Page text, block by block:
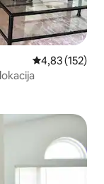
prosječna
4,83 (152)